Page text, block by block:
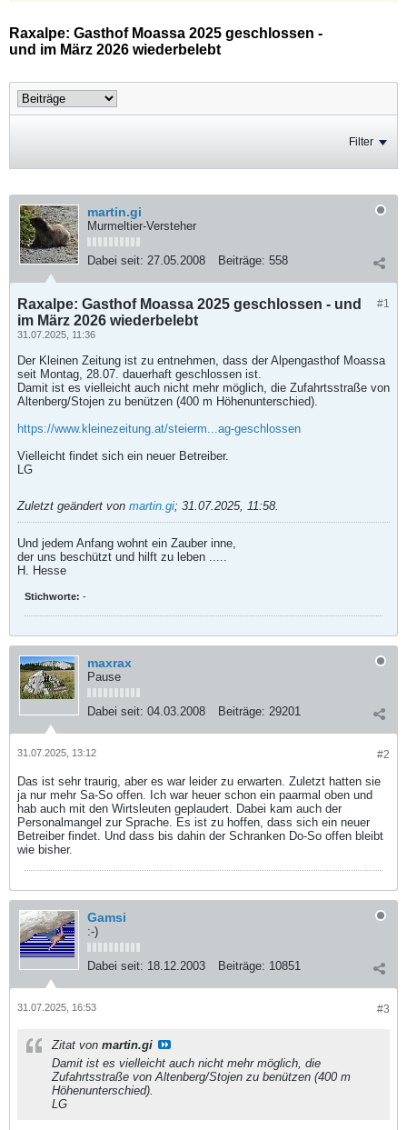
Raxalpe: Gasthof Moassa 2025 geschlossen -
und im März 2026 wiederbelebt
Filter
martin.gi
Murmeltier-Versteher
Dabei seit: 27.05.2008 Beiträge: 558
#1
Raxalpe: Gasthof Moassa 2025 geschlossen - und
im März 2026 wiederbelebt
31.07.2025, 11:36
Der Kleinen Zeitung ist zu entnehmen, dass der Alpengasthof Moassa
seit Montag, 28.07. dauerhaft geschlossen ist.
Damit ist es vielleicht auch nicht mehr möglich, die Zufahrtsstraße von
Altenberg/Stojen zu benützen (400 m Höhenunterschied).
https://www.kleinezeitung.at/steierm...ag-geschlossen
Vielleicht findet sich ein neuer Betreiber.
LG
Zuletzt geändert von martin.gi; 31.07.2025, 11:58.
Und jedem Anfang wohnt ein Zauber inne,
der uns beschützt und hilft zu leben .....
H. Hesse
Stichworte: -
maxrax
Pause
Dabei seit: 04.03.2008 Beiträge: 29201
#2
31.07.2025, 13:12
Das ist sehr traurig, aber es war leider zu erwarten. Zuletzt hatten sie
ja nur mehr Sa-So offen. Ich war heuer schon ein paarmal oben und
hab auch mit den Wirtsleuten geplaudert. Dabei kam auch der
Personalmangel zur Sprache. Es ist zu hoffen, dass sich ein neuer
Betreiber findet. Und dass bis dahin der Schranken Do-So offen bleibt
wie bisher.
Gamsi
:-)
Dabei seit: 18.12.2003 Beiträge: 10851
#3
31.07.2025, 16:53
Zitat von martin.gi
Damit ist es vielleicht auch nicht mehr möglich, die
Zufahrtsstraße von Altenberg/Stojen zu benützen (400 m
Höhenunterschied).
LG